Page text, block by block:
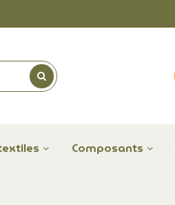
Composants